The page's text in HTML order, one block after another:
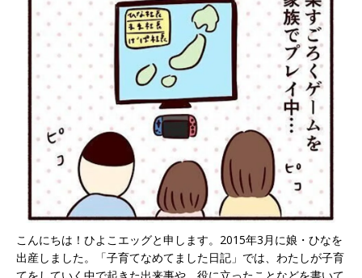
こんにちは！ひよこエッグと申します。2015年3月に娘・ひなを
出産しました。「子育てなめてました日記」では、わたしが子育
てをしていく中で起きた出来事や、役に立ったことなどを書いて